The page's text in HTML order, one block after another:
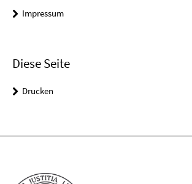
Impressum
Diese Seite
Drucken